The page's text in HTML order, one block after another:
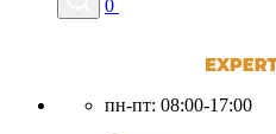
0
пн-пт: 08:00-17:00